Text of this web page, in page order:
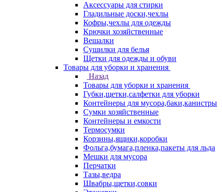
Аксессуары для стирки
Гладильные доски,чехлы
Кофры,чехлы для одежды
Крючки хозяйственные
Вешалки
Сушилки для белья
Щетки для одежды и обуви
Товары для уборки и хранения
Назад
Товары для уборки и хранения
Губки,щетки,салфетки для уборки
Контейнеры для мусора,баки,канистры
Сумки хозяйственные
Контейнеры и емкости
Термосумки
Корзины,ящики,коробки
Фольга,бумага,пленка,пакеты для льда
Мешки для мусора
Перчатки
Тазы,ведра
Швабры,щетки,совки